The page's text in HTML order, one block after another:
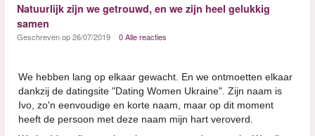
Natuurlijk zijn we getrouwd, en we zijn heel gelukkig
samen
Geschreven op 26/07/2019 0 Alle reacties
We hebben lang op elkaar gewacht. En we ontmoetten elkaar
dankzij de datingsite "Dating Women Ukraine". Zijn naam is
Ivo, zo'n eenvoudige en korte naam, maar op dit moment
heeft de persoon met deze naam mijn hart veroverd.